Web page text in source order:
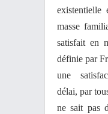
existentielle
masse
satisfait en
définie par
une
délai, par
ne sait pas